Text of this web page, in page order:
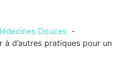
Douces
à d’autres pratiques pour un